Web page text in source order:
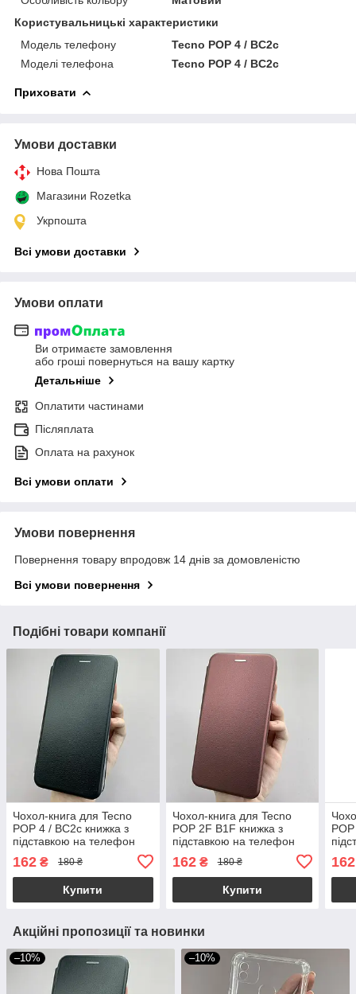
Користувальницькі характеристики
Модель телефону
Tecno POP 4 / BC2c
Моделі телефона
Tecno POP 4 / BC2c
Приховати
Умови доставки
Нова Пошта
Магазини Rozetka
Укрпошта
Всі умови доставки
Умови оплати
Ви отримаєте замовлення
або гроші повернуться на вашу картку
Детальніше
Оплатити частинами
Післяплата
Оплата на рахунок
Всі умови оплати
Умови повернення
Повернення товару впродовж 14 днів за домовленістю
Всі умови повернення
Подібні товари компанії
Чохол-книга для Tecno
POP 4 / BC2c книжка з
підставкою на телефон
162 ₴ 180 ₴
Купити
Чохол-книга для Tecno
POP 2F B1F книжка з
підставкою на телефон
техно поп 2ф бордова stn
162₴ 180 ₴
Купити
162
Акційні пропозиції та новинки
–10% –10%